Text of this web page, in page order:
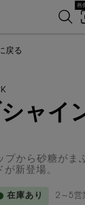
画
戻る
ャイ
プから砂糖がま
新登場。
在庫あり 2～5営